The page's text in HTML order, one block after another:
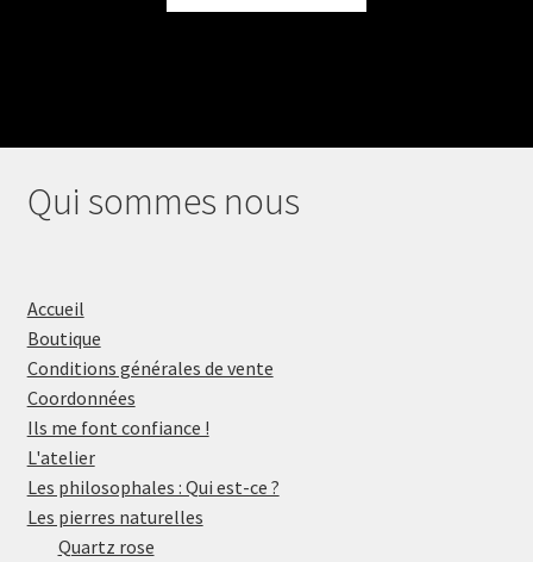
Qui sommes nous
Accueil
Boutique
Conditions générales de vente
Coordonnées
Ils me font confiance !
L'atelier
Les philosophales : Qui est-ce ?
Les pierres naturelles
Quartz rose